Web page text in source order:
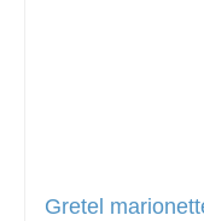
Gretel